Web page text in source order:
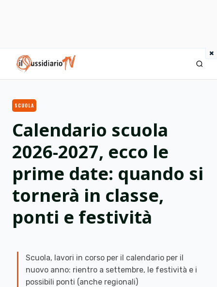
×
IlSussidiario TV
SCUOLA
Calendario scuola
2026-2027, ecco le
prime date: quando si
tornerà in classe,
ponti e festività
Scuola, lavori in corso per il calendario per il
nuovo anno: rientro a settembre, le festività e i
possibili ponti (anche regionali)